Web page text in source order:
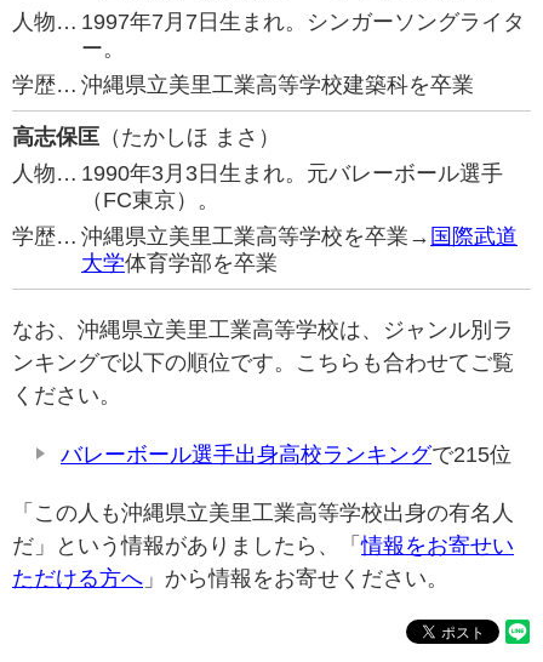
人物… 1997年7月7日生まれ。シンガーソングライタ
ー。
学歴… 沖縄県立美里工業高等学校建築科を卒業
高志保匡 （たかしほ まさ）
人物… 1990年3月3日生まれ。元バレーボール選手
（FC東京）。
学歴… 沖縄県立美里工業高等学校を卒業→ 国際武道
大学体育学部を卒業
なお、沖縄県立美里工業高等学校は、ジャンル別ラ
ンキングで以下の順位です。こちらも合わせてご覧
ください。
バレーボール選手出身高校ランキングで215位
「この人も沖縄県立美里工業高等学校出身の有名人
だ」という情報がありましたら、「情報をお寄せい
ただける方へ 」から情報をお寄せください。